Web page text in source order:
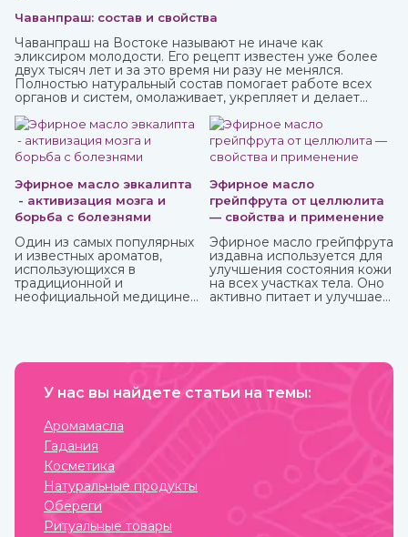
Чаванпраш: состав и свойства
Чаванпраш на Востоке называют не иначе как
эликсиром молодости. Его рецепт известен уже более
двух тысяч лет и за это время ни разу не менялся.
Полностью натуральный состав помогает работе всех
органов и систем, омолаживает, укрепляет и делает
безопасным для взрослых, пожилых и детей.
Купить чаванпраш известных марок, в том числе Дабур,
вы можете в интернет-магазине ИндоКитай.
Эфирное масло эвкалипта
- активизация мозга и
борьба с болезнями
Один из самых популярных
и известных ароматов,
использующихся в
традиционной и
неофициальной медицине,
Антибактериальный и
этого миртового дерева,
хвойным, известен очень
давно.
Эфирное масло
грейпфрута от целлюлита
— свойства и применение
Эфирное масло грейпфрута
издавна используется для
улучшения состояния кожи
на всех участках тела. Оно
активно питает и улучшает
сильными. Также оно
настроение, бодрит и
У нас вы найдете статьи на темы:
Аромамасла
Гадания
Косметика
Натуральные продукты
Обереги
Ритуальные товары